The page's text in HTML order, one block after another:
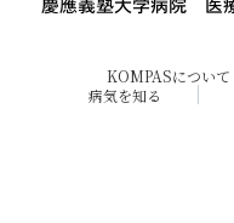
KOMPASについて
病気を知る